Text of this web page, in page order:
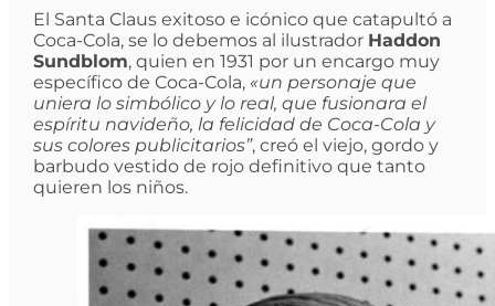
El Santa Claus exitoso e icónico que catapultó a
Coca-Cola, se lo debemos al ilustrador Haddon
Sundblom, quien en 1931 por un encargo muy
específico de Coca-Cola, «un personaje que
uniera lo simbólico y lo real, que fusionara el
espíritu navideño, la felicidad de Coca-Cola y
sus colores publicitarios”, creó el viejo, gordo y
barbudo vestido de rojo definitivo que tanto
quieren los niños.